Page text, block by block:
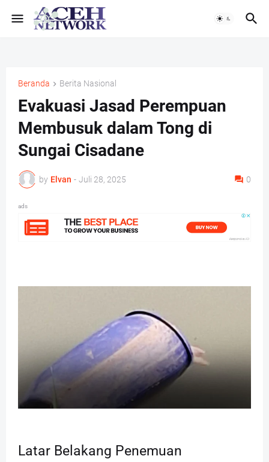
Beranda Berita Nasional
Evakuasi Jasad Perempuan
Membusuk dalam Tong di
Sungai Cisadane
by Elvan - Juli 28, 2025 0
ads
Latar Belakang Penemuan